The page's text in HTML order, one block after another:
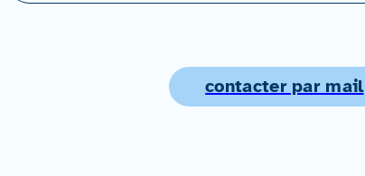
contacter par mail